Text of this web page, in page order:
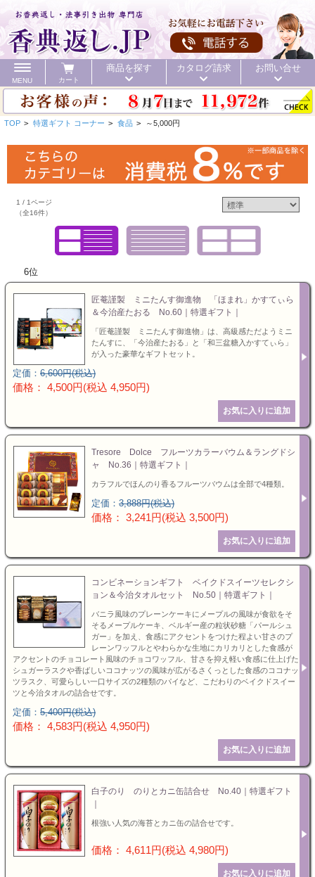
MENU カート
商品を探す
頂いた金額 初盆 お返し 40%OFF
特選ギフト セット商品
ランキング
価格で探す
初盆 お返し
40%OFF
お値引き
送料無料
特選ギフト
セット商品
頂いた金額
カタログ請求 お問い合せ
TOP > 特選ギフト コーナー > 食品 > ～5,000円
1 / 1ページ
（全16件）
6位
匠菴謹製 ミニたんす御進物 「ほまれ」かすてぃら
＆今治産たおる No.60｜特選ギフト｜
「匠菴謹製 ミニたんす御進物」は、高級感ただようミニ
たんすに、「今治産たおる」と「和三盆糖入かすてぃら」
が入った豪華なギフトセット。
定価： 6,600円(税込)
価格： 4,500円(税込 4,950円)
Tresore Dolce フルーツカラーバウム＆ラングドシ
ャ No.36｜特選ギフト｜
カラフルでほんのり香るフルーツバウムは全部で4種類。
定価： 3,888円(税込)
価格： 3,241円(税込 3,500円)
コンビネーションギフト ベイクドスイーツセレクシ
ョン＆今治タオルセット No.50｜特選ギフト｜
バニラ風味のプレーンケーキにメープルの風味が食欲をそ
そるメープルケーキ、ベルギー産の粒状砂糖「パールシュ
ガー」を加え、食感にアクセントをつけた程よい甘さのプ
レーンワッフルとやわらかな生地にカリカリとした食感が
アクセントのチョコレート風味のチョコワッフル、甘さを抑え軽い食感に仕上げた
シュガーラスクや香ばしいココナッツの風味が広がるさくっとした食感のココナッ
ツラスク、可愛らしい一口サイズの2種類のパイなど、こだわりのベイクドスイー
ツと今治タオルの詰合せです。
定価： 5,400円(税込)
価格： 4,583円(税込 4,950円)
白子のり のりとカニ缶詰合せ No.40｜特選ギフト
根強い人気の海苔とカニ缶の詰合せです。
価格： 4,611円(税込 4,980円)